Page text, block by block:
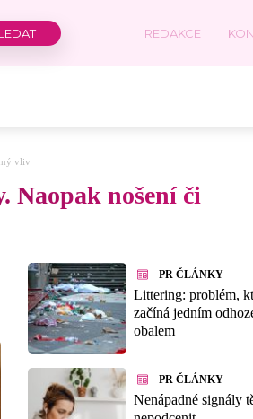
REDAKCE
vliv
Naopak nošení či
PR ČLÁNKY
Littering: problém,
začíná jedním
obalem
PR ČLÁNKY
Nenápadné signály